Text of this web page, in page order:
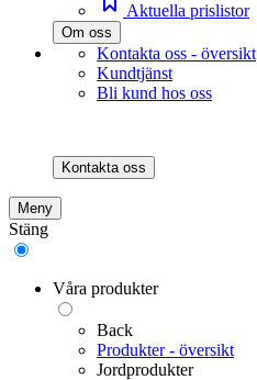
Aktuella prislistor
Om oss
Kontakta oss - översikt
Kundtjänst
Bli kund hos oss
Kontakta oss
Meny
Stäng
Våra produkter
Back
Produkter - översikt
Jordprodukter